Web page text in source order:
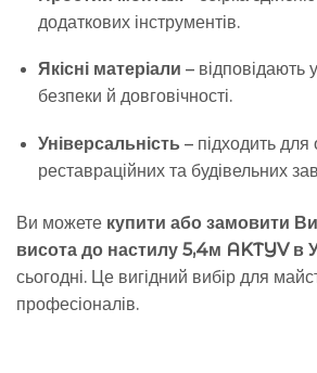
додаткових інструментів.
Якісні матеріали – відповідають
безпеки й довговічності.
Універсальність – підходить
реставраційних та будівельних
Ви можете купити або замовити
висота до настилу 5,4м AKTYV в
сьогодні. Це вигідний вибір для
професіоналів.